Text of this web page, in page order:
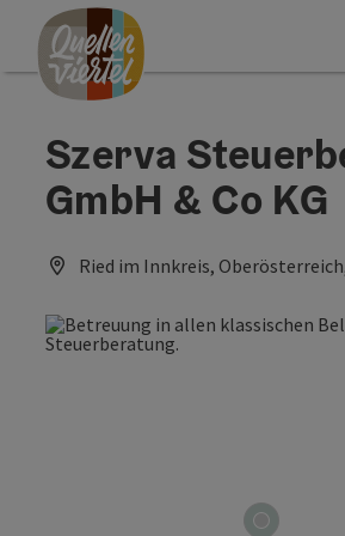
Zum Inhalt
Zur Navigation
Zum Seitenanfang
Szerva
GmbH & Co KG
Ried im Innkreis,